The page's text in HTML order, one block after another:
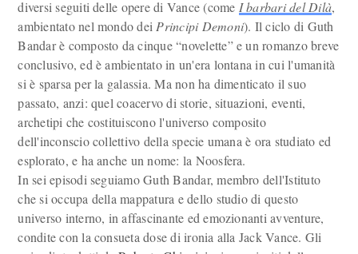
diversi seguiti delle opere di Vance (come I barbari del Dilà,
ambientato nel mondo dei Principi Demoni). Il ciclo di Guth
Bandar è composto da cinque “novelette” e un romanzo breve
conclusivo, ed è ambientato in un'era lontana in cui l'umanità
si è sparsa per la galassia. Ma non ha dimenticato il suo
passato, anzi: quel coacervo di storie, situazioni, eventi,
archetipi che costituiscono l'universo composito
dell'inconscio collettivo della specie umana è ora studiato ed
esplorato, e ha anche un nome: la Noosfera.
In sei episodi seguiamo Guth Bandar, membro dell'Istituto
che si occupa della mappatura e dello studio di questo
universo interno, in affascinante ed emozionanti avventure,
condite con la consueta dose di ironia alla Jack Vance. Gli